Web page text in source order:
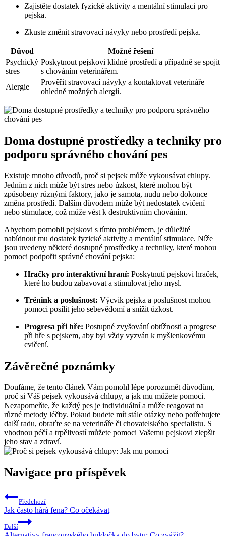
Zajistěte dostatek fyzické aktivity a mentální stimulaci pro
pejska.
Zkuste změnit stravovací návyky nebo prostředí pejska.
Důvod
Možné řešení
Psychický
stres
Poskytnout pejskovi klidné prostředí a případně se spojit
s chováním veterinářem.
Alergie
Prověřit stravovací návyky a kontaktovat veterináře
ohledně možných alergií.
Doma dostupné prostředky a techniky pro
podporu správného chování pes
Existuje mnoho důvodů, proč si pejsek může vykousávat chlupy.
Jedním z nich může být stres nebo úzkost, které mohou být
způsobeny různými faktory, jako je samota, nudu nebo dokonce
změna prostředí. Dalším důvodem může být nedostatek cvičení
nebo stimulace, což může vést k destruktivním chováním.
Abychom pomohli pejskovi s tímto problémem, je důležité
nabídnout mu dostatek fyzické aktivity a mentální stimulace. Níže
jsou uvedeny některé dostupné prostředky a techniky, které mohou
pomoci podpořit správné chování pejska:
Hračky pro interaktivní hraní: Poskytnutí pejskovi hraček,
které ho budou zabavovat a stimulovat jeho mysl.
Trénink a poslušnost: Výcvik pejska a poslušnost mohou
pomoci posílit jeho sebevědomí a snížit úzkost.
Progresa při hře: Postupné zvyšování obtížnosti a progrese
při hře s pejskem, aby byl vždy vyzván k myšlenkovému
cvičení.
Závěrečné poznámky
Doufáme, že tento článek Vám pomohl lépe porozumět důvodům,
proč si Váš pejsek vykousává chlupy, a jak mu můžete pomoci.
Nezapomeňte, že každý pes je individuální a může reagovat na
různé metody léčby. Pokud budete mít stále otázky nebo potřebujete
další radu, obraťte se na veterináře či chovatelského specialistu. S
vhodnou péčí a trpělivostí můžete pomoci Vašemu pejskovi zlepšit
jeho stav a zdraví.
Navigace pro příspěvek
Předchozí
Jak často hárá fena? Co očekávat
Další